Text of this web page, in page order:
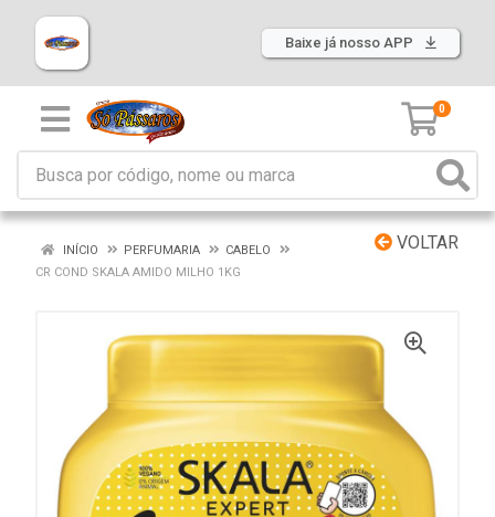
Baixe já nosso APP
0
VOLTAR
INÍCIO PERFUMARIA
CABELO
CR COND SKALA AMIDO MILHO 1KG